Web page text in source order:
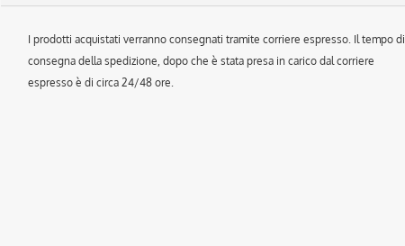
I prodotti acquistati verranno consegnati tramite corriere espresso. Il tempo di
consegna della spedizione, dopo che è stata presa in carico dal corriere
espresso è di circa 24/48 ore.